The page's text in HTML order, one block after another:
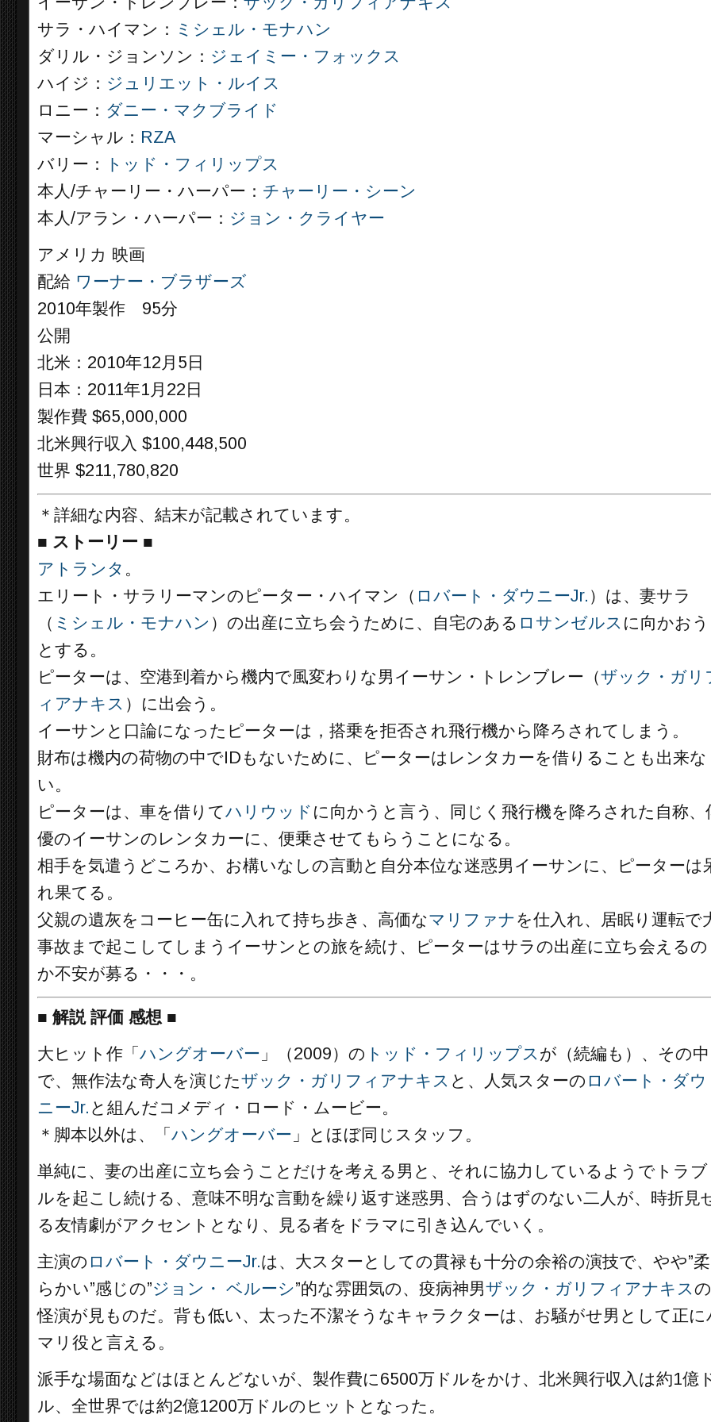
サラ・ハイマン： ミシェル・モナハン
ダリル・ジョンソン： ジェイミー・フォックス
ハイジ： ジュリエット・ルイス
ロニー： ダニー・マクブライド
マーシャル： RZA
バリー：
トッド・フィリップス
本人/チャーリー・ハーパー： チャーリー・シーン
本人/アラン・ハーパー： ジョン・クライヤー
アメリカ 映画
配給 ワーナー・ブラザーズ
2010年製作 95分
公開
北米：2010年12月5日
日本：2011年1月22日
製作費 $65,000,000
北米興行収入 $100,448,500
世界 $211,780,820
＊詳細な内容、結末が記載されています。
■ ストーリー ■
アトランタ 。
エリート・サラリーマンのピーター・ハイマン（ ロバート・ダウニーJr. ）は、妻サラ
（ ミシェル・モナハン ）の出産に立ち会うために、自宅のある ロサンゼルス に向かおう
とする。
ピーターは、空港到着から機内で風変わりな男イーサン・トレンブレー（ザック・ガリ
ィアナキス ）に出会う。
イーサンと口論になったピーターは，搭乗を拒否され飛行機から降ろされてしまう。
財布は機内の荷物の中でIDもないために、ピーターはレンタカーを借りることも出来な
い。
ピーターは、車を借りてハリウッド に向かうと言う、同じく飛行機を降ろされた自称、
優のイーサンのレンタカーに、便乗させてもらうことになる。
相手を気遣うどころか、お構いなしの言動と自分本位な迷惑男イーサンに、ピーターは
れ果てる。
父親の遺灰をコーヒー缶に入れて持ち歩き、高価なマリファナを仕入れ、居眠り運転で
事故まで起こしてしまうイーサンとの旅を続け、ピーターはサラの出産に立ち会えるの
か不安が募る・・・。
■ 解説 評価 感想 ■
大ヒット作「 ハングオーバー 」（2009）の トッド・フィリップスが（続編も）、その中
で、無作法な奇人を演じたザック・ガリフィアナキス と、人気スターの ロバート・ダウ
ニーJr. と組んだコメディ・ロード・ムービー。
＊脚本以外は、「 ハングオーバー 」とほぼ同じスタッフ。
単純に、妻の出産に立ち会うことだけを考える男と、それに協力しているようでトラブ
ルを起こし続ける、意味不明な言動を繰り返す迷惑男、合うはずのない二人が、時折見
る友情劇がアクセントとなり、見る者をドラマに引き込んでいく。
主演の ロバート・ダウニーJr.は、大スターとしての貫禄も十分の余裕の演技で、やや”柔
らかい”感じの”ジョン・ ベルーシ”的な雰囲気の、疫病神男ザック・ガリフィアナキスの
怪演が見ものだ。背も低い、太った不潔そうなキャラクターは、お騒がせ男として正に
マリ役と言える。
派手な場面などはほとんどないが、製作費に6500万ドルをかけ、北米興行収入は約1億
ル、全世界では約2億1200万ドルのヒットとなった。